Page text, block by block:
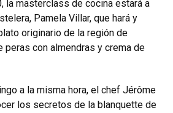
la masterclass de cocina estará a
Pamela Villar, que hará y
originario de la región de
peras con almendras y crema de
a la misma hora, el chef Jérôme
los secretos de la blanquette de